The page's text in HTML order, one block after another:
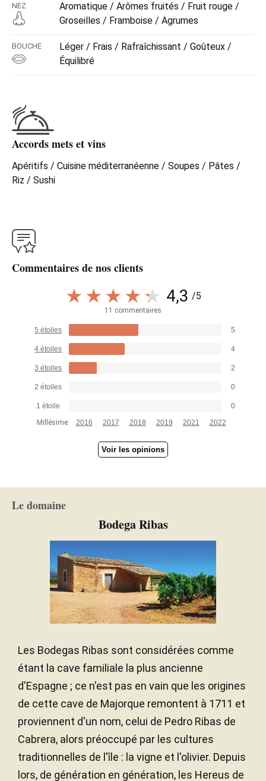
NEZ
Aromatique / Arômes fruités / Fruit rouge /
Groseilles / Framboise / Agrumes
BOUCHE
Léger / Frais / Rafraîchissant / Goûteux /
Équilibré
Accords mets et vins
Apéritifs / Cuisine méditerranéenne / Soupes / Pâtes /
Riz / Sushi
Commentaires de nos clients
4,3 /5
11 commentaires
5 étoiles 5
4 étoiles 4
3 étoiles 2
2 étoiles 0
1 étoile
0
Millésime:
2016 2017 2018 2019 2021 2022
Voir les opinions
Le domaine
Bodega Ribas
Les Bodegas Ribas sont considérées comme
étant la cave familiale la plus ancienne
d'Espagne ; ce n'est pas en vain que les origines
de cette cave de Majorque remontent à 1711 et
proviennent d'un nom, celui de Pedro Ribas de
Cabrera, alors préoccupé par les cultures
traditionnelles de l'île : la vigne et l'olivier. Depuis
lors, de génération en génération, les Hereus de